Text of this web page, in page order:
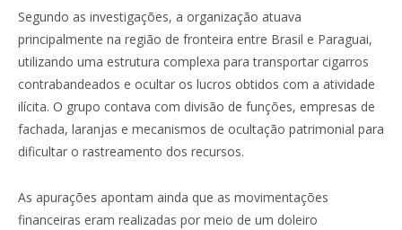
Segundo as investigações, a organização atuava
principalmente na região de fronteira entre Brasil e Paraguai,
utilizando uma estrutura complexa para transportar cigarros
contrabandeados e ocultar os lucros obtidos com a atividade
ilícita. O grupo contava com divisão de funções, empresas de
fachada, laranjas e mecanismos de ocultação patrimonial para
dificultar o rastreamento dos recursos.
As apurações apontam ainda que as movimentações
financeiras eram realizadas por meio de um doleiro